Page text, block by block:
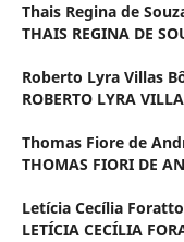
Thais Regina de
THAIS REGINA DE
Roberto Lyra Villas
ROBERTO LYRA
Thomas Fiore de
THOMAS FIORI DE
Letícia Cecília Foratto
LETÍCIA CECÍLIA